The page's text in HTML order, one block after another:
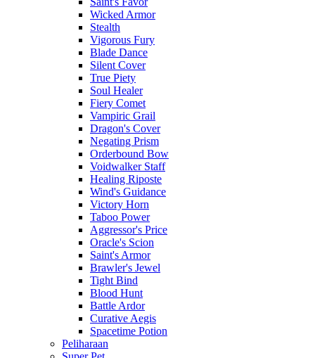
Wicked Armor
Stealth
Vigorous Fury
Blade Dance
Silent Cover
True Piety
Soul Healer
Fiery Comet
Vampiric Grail
Dragon's Cover
Negating Prism
Orderbound Bow
Voidwalker Staff
Healing Riposte
Wind's Guidance
Victory Horn
Taboo Power
Aggressor's Price
Oracle's Scion
Saint's Armor
Brawler's Jewel
Tight Bind
Blood Hunt
Battle Ardor
Curative Aegis
Spacetime Potion
Peliharaan